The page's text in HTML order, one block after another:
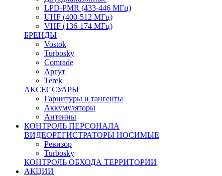
LPD-PMR (433-446 МГц)
UHF (400-512 МГц)
VHF (136-174 МГц)
БРЕНДЫ
Vostok
Turbosky
Comrade
Аргут
Terek
АКСЕССУАРЫ
Гарнитуры и тангенты
Аккумуляторы
Антенны
КОНТРОЛЬ ПЕРСОНАЛА
ВИДЕОРЕГИСТРАТОРЫ НОСИМЫЕ
Ревизор
Turbosky
КОНТРОЛЬ ОБХОДА ТЕРРИТОРИИ
АКЦИИ